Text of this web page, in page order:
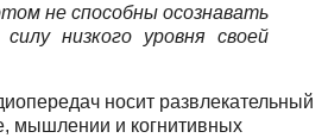
не способны осознавать
низкого уровня своей
носит развлекательный
мышлении и когнитивных